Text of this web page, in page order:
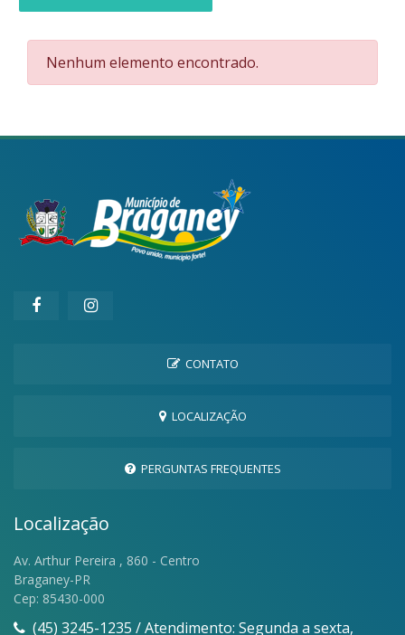
Nenhum elemento encontrado.
CONTATO
LOCALIZAÇÃO
PERGUNTAS FREQUENTES
Localização
Av. Arthur Pereira , 860 - Centro
Braganey-PR
Cep: 85430-000
(45) 3245-1235 / Atendimento: Segunda a sexta,